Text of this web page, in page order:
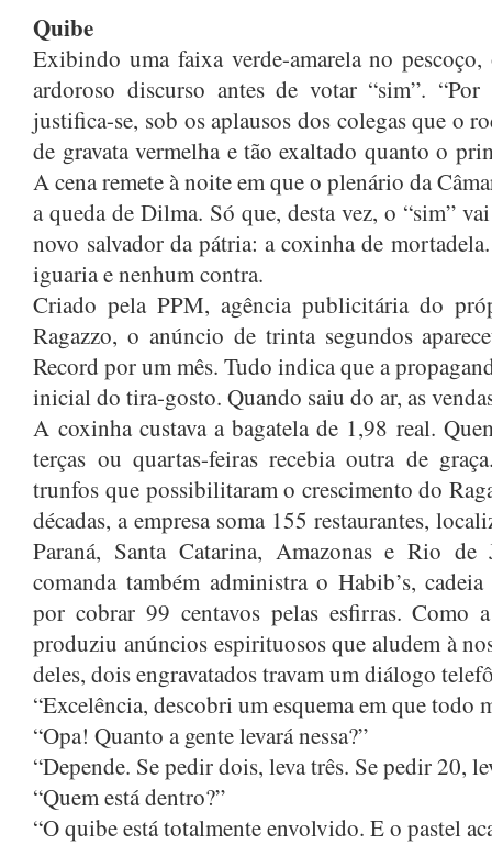
Quibe
Exibindo uma faixa verde-amarela no
ardoroso discurso antes de votar “sim”.
justifica-se, sob os aplausos dos colegas que o
de gravata vermelha e tão exaltado quanto o
A cena remete à noite em que o plenário da
a queda de Dilma. Só que, desta vez, o “sim”
novo salvador da pátria: a coxinha de
iguaria e nenhum contra.
Criado pela PPM, agência publicitária do
Ragazzo, o anúncio de trinta segundos
Record por um mês. Tudo indica que a
inicial do tira-gosto. Quando saiu do ar, as
A coxinha custava a bagatela de 1,98 real.
terças ou quartas-feiras recebia outra de
trunfos que possibilitaram o crescimento do
décadas, a empresa soma 155 restaurantes,
Paraná, Santa Catarina, Amazonas e Rio
comanda também administra o Habib’s,
por cobrar 99 centavos pelas esfirras. Como
produziu anúncios espirituosos que aludem à
deles, dois engravatados travam um diálogo
“Excelência, descobri um esquema em que todo
“Opa! Quanto a gente levará nessa?”
“Depende. Se pedir dois, leva três. Se pedir 20,
“Quem está dentro?”
“O quibe está totalmente envolvido. E o pastel